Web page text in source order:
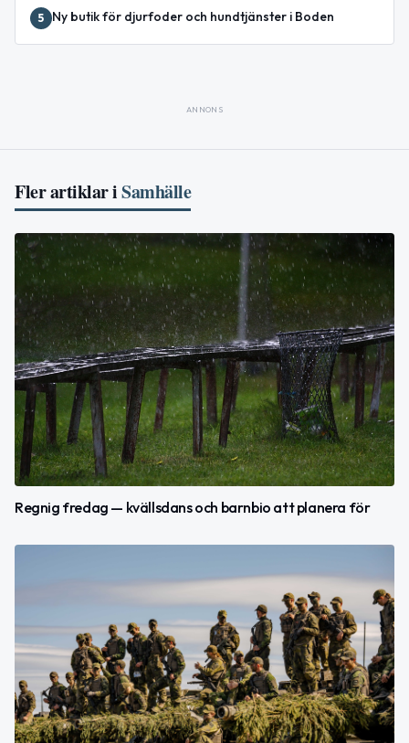
5 Ny butik för djurfoder och hundtjänster i Boden
ANNONS
Fler artiklar iSamhälle
Regnig fredag — kvällsdans och barnbio att planera för